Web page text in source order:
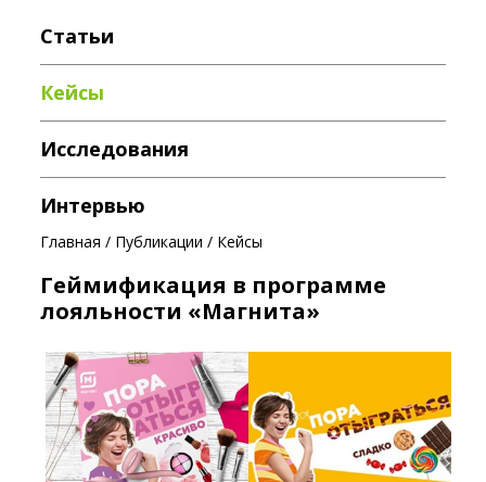
Главная / Публикации / Кейсы
Геймификация в программе
лояльности «Магнита»
Статьи
Кейсы
Исследования
Интервью